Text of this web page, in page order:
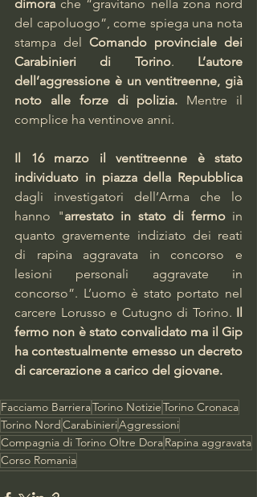
dimora che “gravitano nella zona nord
del capoluogo”, come spiega una nota
stampa del Comando provinciale dei
Carabinieri di Torino. L’autore
dell’aggressione è un ventitreenne, già
noto alle forze di polizia. Mentre il
complice ha ventinove anni.
Il 16 marzo il ventitreenne è stato
individuato in piazza della Repubblica
dagli investigatori dell’Arma che lo
hanno "arrestato in stato di fermo in
quanto gravemente indiziato dei reati
di rapina aggravata in concorso e
lesioni personali aggravate in
concorso”. L’uomo è stato portato nel
carcere Lorusso e Cutugno di Torino. Il
fermo non è stato convalidato ma il Gip
ha contestualmente emesso un decreto
di carcerazione a carico del giovane.
Facciamo BarrieraTorino NotizieTorino Cronaca
Torino NordCarabinieriAggressioni
Compagnia di Torino Oltre DoraRapina aggravata
Corso Romania